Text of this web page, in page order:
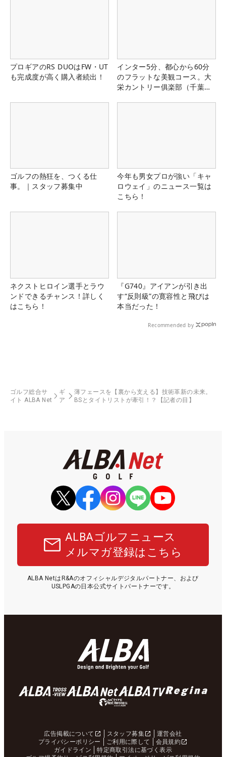
プロギアのRS DUOはFW・UT
も完成度が高く購入者続出！
インター5分、都心から60分
のフラットな美観コース。大
栄カントリー俱楽部（千葉
ゴルフの熱狂を、つくる仕
事。｜スタッフ募集中
今年も男女プロが強い「キャ
ロウェイ」のニュース一覧は
こちら！
ネクストヒロイン選手とラウ
ンドできるチャンス！詳しく
はこちら！
『G740』アイアンが引き出
す“反則級”の寛容性と飛びは
本当だった！
Recommended by
ゴルフ総合サ
イト ALBA Net
ギ
ア
薄フェースを【裏から支える】技術革新の未来。
BSとタイトリストが牽引！？【記者の目】
ALBAゴルフニュース
メルマガ登録はこちら
ALBA NetはR&Aのオフィシャルデジタルパートナー、および
USLPGAの日本公式サイトパートナーです。
広告掲載について スタッフ募集
運営会社
プライバシーポリシー
ご利用に際して
会員規約
ガイドライン
特定商取引法に基づく表示